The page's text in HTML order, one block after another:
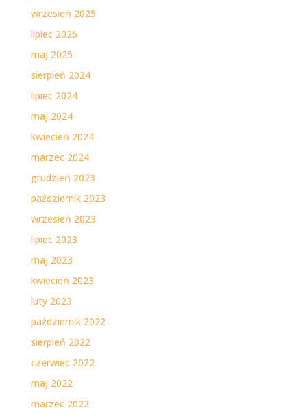
wrzesień 2025
lipiec 2025
maj 2025
sierpień 2024
lipiec 2024
maj 2024
kwiecień 2024
marzec 2024
grudzień 2023
październik 2023
wrzesień 2023
lipiec 2023
maj 2023
kwiecień 2023
luty 2023
październik 2022
sierpień 2022
czerwiec 2022
maj 2022
marzec 2022